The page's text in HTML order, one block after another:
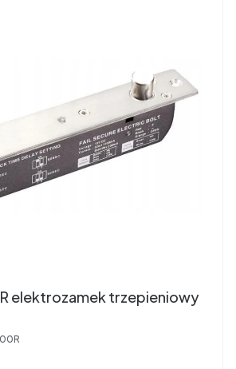
elektrozamek trzepieniowy